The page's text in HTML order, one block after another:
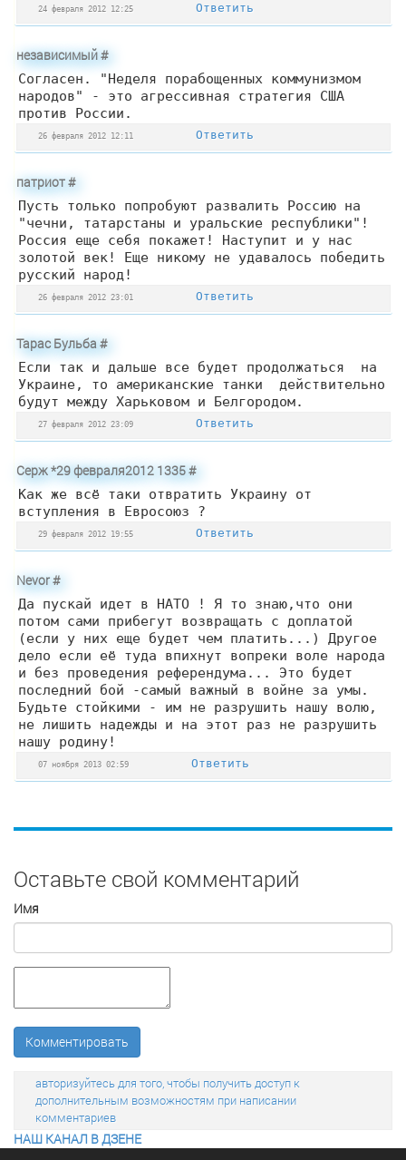
24 февраля 2012 12:25 Ответить
независимый#
Согласен. "Неделя порабощенных коммунизмом
народов" - это агрессивная стратегия США
против России.
26 февраля 2012 12:11 Ответить
патриот#
Пусть только попробуют развалить Россию на
"чечни, татарстаны и уральские республики"!
Россия еще себя покажет! Наступит и у нас
золотой век! Еще никому не удавалось победить
русский народ!
26 февраля 2012 23:01 Ответить
Тарас Бульба#
Если так и дальше все будет продолжаться на
Украине, то американские танки действительно
будут между Харьковом и Белгородом.
27 февраля 2012 23:09 Ответить
Серж *29 февраля2012 1335#
Как же всё таки отвратить Украину от
вступления в Евросоюз ?
29 февраля 2012 19:55 Ответить
Nevor#
Да пускай идет в НАТО ! Я то знаю,что они
потом сами прибегут возвращать с доплатой
(если у них еще будет чем платить...) Другое
дело если её туда впихнут вопреки воле народа
и без проведения референдума... Это будет
последний бой -самый важный в войне за умы.
Будьте стойкими - им не разрушить нашу волю,
не лишить надежды и на этот раз не разрушить
нашу родину!
07 ноября 2013 02:59 Ответить
Оставьте свой комментарий
Имя
Комментировать
авторизуйтесь для того, чтобы получить доступ к
дополнительным возможностям при написании
комментариев
НАШ КАНАЛ В ДЗЕНЕ